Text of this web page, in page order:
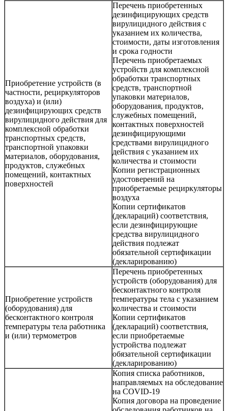
Приобретение устройств (в
частности, рециркуляторов
воздуха) и (или)
дезинфицирующих средств
вирулицидного действия для
комплексной обработки
транспортных средств,
транспортной упаковки
материалов, оборудования,
продуктов, служебных
помещений, контактных
поверхностей
Перечень приобретенных
дезинфицирующих средств
вирулицидного действия с
указанием их количества,
стоимости, даты изготовления
и срока годности
Перечень приобретаемых
устройств для комплексной
обработки транспортных
средств, транспортной
упаковки материалов,
оборудования, продуктов,
служебных помещений,
контактных поверхностей
дезинфицирующими
средствами вирулицидного
действия с указанием их
количества и стоимости
Копии регистрационных
удостоверений на
приобретаемые рециркуляторы
воздуха
Копии сертификатов
(деклараций) соответствия,
если дезинфицирующие
средства вирулицидного
действия подлежат
обязательной сертификации
(декларированию)
Приобретение устройств
(оборудования) для
бесконтактного контроля
температуры тела работника
и (или) термометров
Перечень приобретенных
устройств (оборудования) для
бесконтактного контроля
температуры тела с указанием
количества и стоимости
Копии сертификатов
(деклараций) соответствия,
если приобретаемые
устройства подлежат
обязательной сертификации
(декларированию)
Копия списка работников,
направляемых на обследование
на COVID-19
Копия договора на проведение